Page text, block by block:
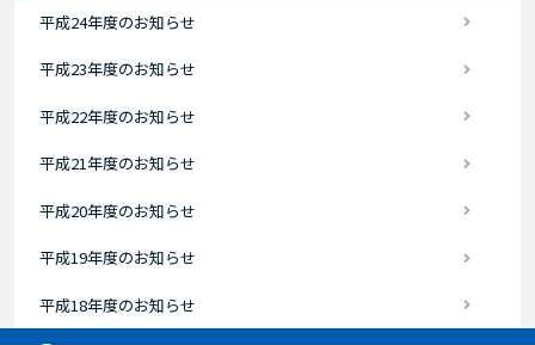
平成24年度のお知らせ
平成23年度のお知らせ
平成22年度のお知らせ
平成21年度のお知らせ
平成20年度のお知らせ
平成19年度のお知らせ
平成18年度のお知らせ